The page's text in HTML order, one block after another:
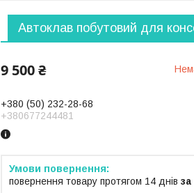
Автоклав побутовий для
9 500 ₴
+380 (50) 232-28-68
+380677244481
повернення товару протягом 14 днів